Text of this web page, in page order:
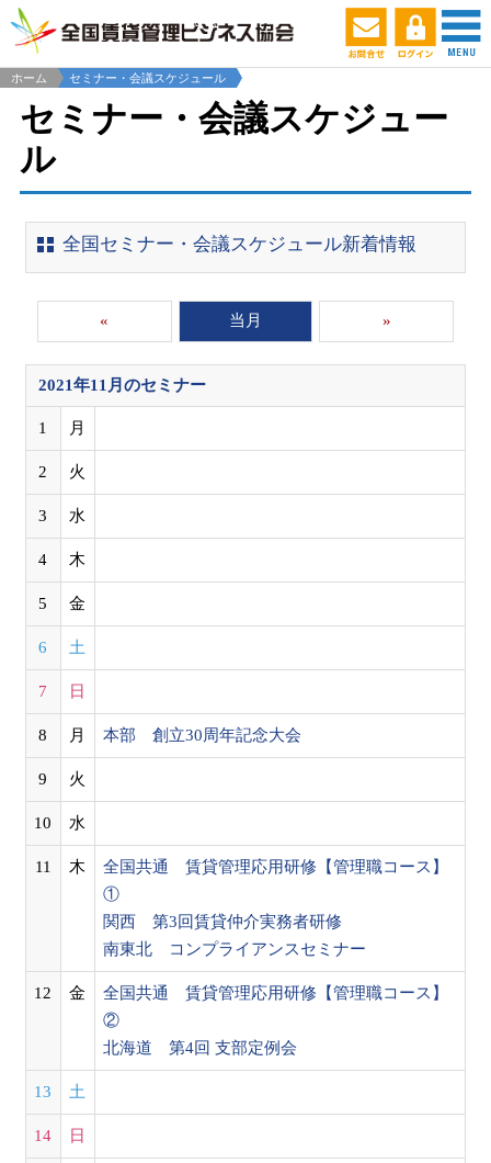
ホーム セミナー・会議スケジュール
セミナー・会議スケジュー
ル
全国セミナー・会議スケジュール新着情報
« 当月 »
2021年11月のセミナー
1 月
2 火
3 水
4 木
5 金
6 土
7 日
8 月 本部 創立30周年記念大会
9 火
10 水
11 木
全国共通 賃貸管理応用研修【管理職コース】
①
関西 第3回賃貸仲介実務者研修
南東北 コンプライアンスセミナー
12 金
全国共通 賃貸管理応用研修【管理職コース】
②
北海道 第4回 支部定例会
13 土
14 日